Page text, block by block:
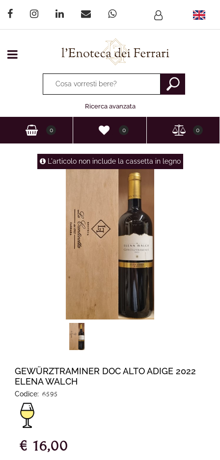
Open menu
La modifica di un filtro aggiorna automaticamente gli
Ricerca avanzata
0 0 0
L'articolo non include la cassetta in legno
GEWÜRZTRAMINER DOC ALTO ADIGE 2022
ELENA WALCH
Codice: 6595
€ 16,00